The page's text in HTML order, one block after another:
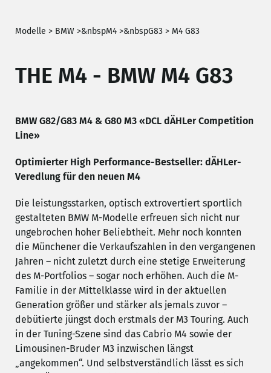
Modelle > BMW >&nbspM4 >&nbspG83 > M4 G83
THE M4 - BMW M4 G83
BMW G82/G83 M4 & G80 M3 «DCL dÄHLer Competition
Line»
Optimierter High Performance-Bestseller: dÄHLer-
Veredlung für den neuen M4
Die leistungsstarken, optisch extrovertiert sportlich
gestalteten BMW M-Modelle erfreuen sich nicht nur
ungebrochen hoher Beliebtheit. Mehr noch konnten
die Münchener die Verkaufszahlen in den vergangenen
Jahren – nicht zuletzt durch eine stetige Erweiterung
des M-Portfolios – sogar noch erhöhen. Auch die M-
Familie in der Mittelklasse wird in der aktuellen
Generation größer und stärker als jemals zuvor –
debütierte jüngst doch erstmals der M3 Touring. Auch
in der Tuning-Szene sind das Cabrio M4 sowie der
Limousinen-Bruder M3 inzwischen längst
„angekommen“. Und selbstverständlich lässt es sich